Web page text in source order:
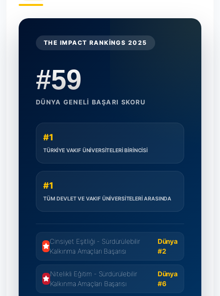
THE IMPACT RANKINGS 2025
#59
DÜNYA GENELI BAŞARI SKORU
#1
TÜRKIYE VAKIF ÜNIVERSITELERI BIRINCISI
#1
TÜM DEVLET VE VAKIF ÜNIVERSITELERI ARASINDA
Cinsiyet Eşitliği - Sürdürülebilir
Kalkınma Amaçları Başarısı
Dünya
#2
Nitelikli Eğitim - Sürdürülebilir
Kalkınma Amaçları Başarısı
Dünya
#6